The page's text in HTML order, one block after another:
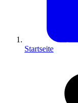
Startseite